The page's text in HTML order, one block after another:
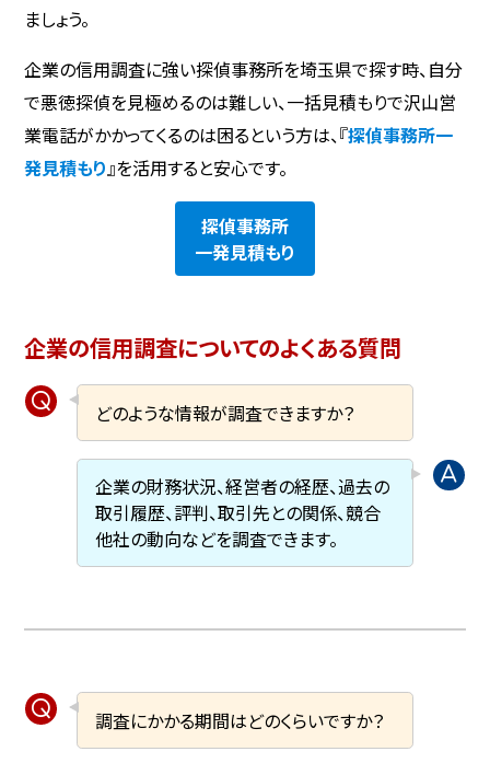
ましょう。
企業の信用調査に強い探偵事務所を埼玉県で探す時、自分
で悪徳探偵を見極めるのは難しい、一括見積もりで沢山営
業電話がかかってくるのは困るという方は、『探偵事務所一
発見積もり 』を活用すると安心です。
探偵事務所
一発見積もり
企業の信用調査についてのよくある質問
どのような情報が調査できますか？
企業の財務状況、経営者の経歴、過去の
取引履歴、評判、取引先との関係、競合
他社の動向などを調査できます。
調査にかかる期間はどのくらいですか？